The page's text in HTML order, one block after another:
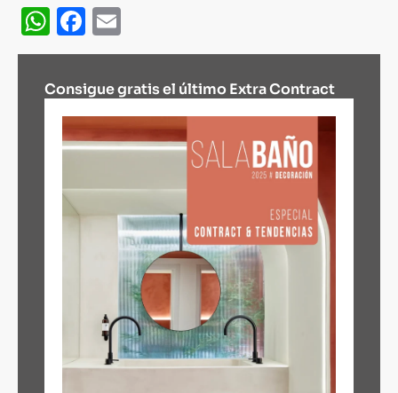
WhatsApp
Facebook
Consigue gratis el último Extra Contract